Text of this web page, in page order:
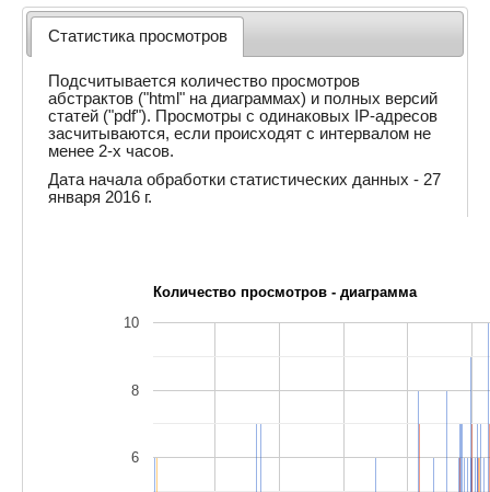
Статистика просмотров
Подсчитывается количество просмотров
абстрактов ("html" на диаграммах) и полных версий
статей ("pdf"). Просмотры с одинаковых IP-адресов
засчитываются, если происходят с интервалом не
менее 2-х часов.
Дата начала обработки статистических данных - 27
января 2016 г.
Количество просмотров - диаграмма
6
8
10